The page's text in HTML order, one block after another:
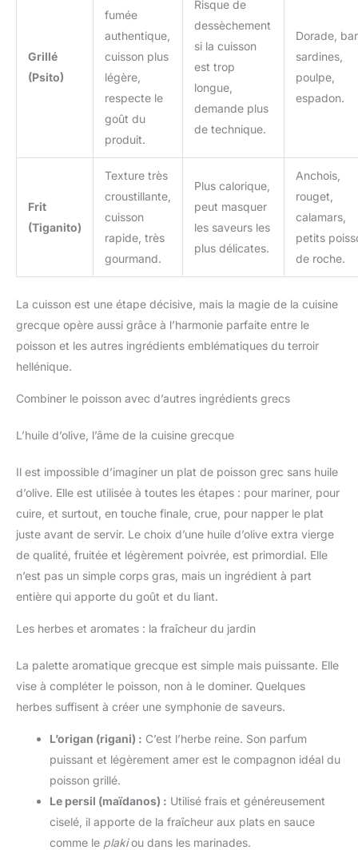
Grillé
(Psito)
fumée
authentique,
cuisson plus
légère,
respecte le
goût du
produit.
Risque de
dessèchement
si la cuisson
est trop
longue,
demande plus
de technique.
Dorade,
sardines,
poulpe,
espadon.
Frit
(Tiganito)
Texture très
croustillante,
cuisson
rapide, très
gourmand.
Plus calorique,
peut masquer
les saveurs les
plus délicates.
Anchois,
rouget,
calamars,
petits
de roche.
La cuisson est une étape décisive, mais la magie de la cuisine
grecque opère aussi grâce à l’harmonie parfaite entre le
poisson et les autres ingrédients emblématiques du terroir
hellénique.
Combiner le poisson avec d’autres ingrédients grecs
L’huile d’olive, l’âme de la cuisine grecque
Il est impossible d’imaginer un plat de poisson grec sans huile
d’olive. Elle est utilisée à toutes les étapes : pour mariner, pour
cuire, et surtout, en touche finale, crue, pour napper le plat
juste avant de servir. Le choix d’une huile d’olive extra vierge
de qualité, fruitée et légèrement poivrée, est primordial. Elle
n’est pas un simple corps gras, mais un ingrédient à part
entière qui apporte du goût et du liant.
Les herbes et aromates : la fraîcheur du jardin
La palette aromatique grecque est simple mais puissante. Elle
vise à compléter le poisson, non à le dominer. Quelques
herbes suffisent à créer une symphonie de saveurs.
L’origan (rigani) : C’est l’herbe reine. Son parfum
puissant et légèrement amer est le compagnon idéal du
poisson grillé.
Le persil (maïdanos) : Utilisé frais et généreusement
ciselé, il apporte de la fraîcheur aux plats en sauce
comme le plakiou dans les marinades.